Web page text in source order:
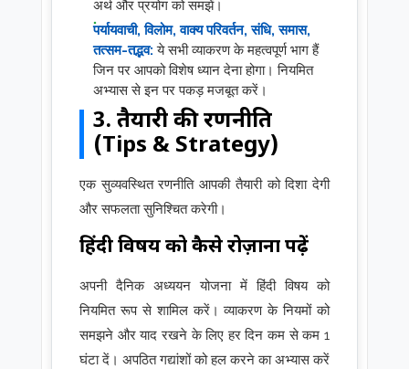
अर्थ और प्रयोग को समझें।
पर्यायवाची, विलोम, वाक्य परिवर्तन, संधि, समास,
तत्सम-तद्भव: ये सभी व्याकरण के महत्वपूर्ण भाग हैं
जिन पर आपको विशेष ध्यान देना होगा। नियमित
अभ्यास से इन पर पकड़ मजबूत करें।
3. तैयारी की रणनीति
(Tips & Strategy)
एक सुव्यवस्थित रणनीति आपकी तैयारी को दिशा देगी
और सफलता सुनिश्चित करेगी।
हिंदी विषय को कैसे रोज़ाना पढ़ें
अपनी दैनिक अध्ययन योजना में हिंदी विषय को
नियमित रूप से शामिल करें। व्याकरण के नियमों को
समझने और याद रखने के लिए हर दिन कम से कम 1
घंटा दें। अपठित गद्यांशों को हल करने का अभ्यास करें